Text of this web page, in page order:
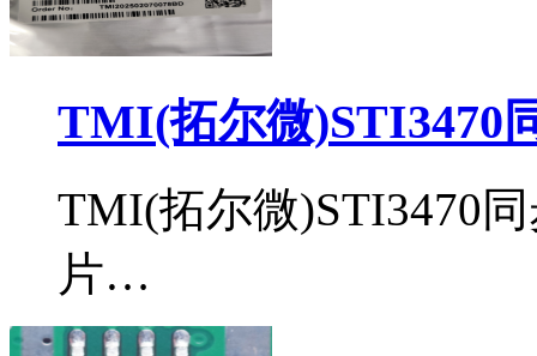
TMI(拓尔微)STI3470
TMI(拓尔微)STI3470
片…